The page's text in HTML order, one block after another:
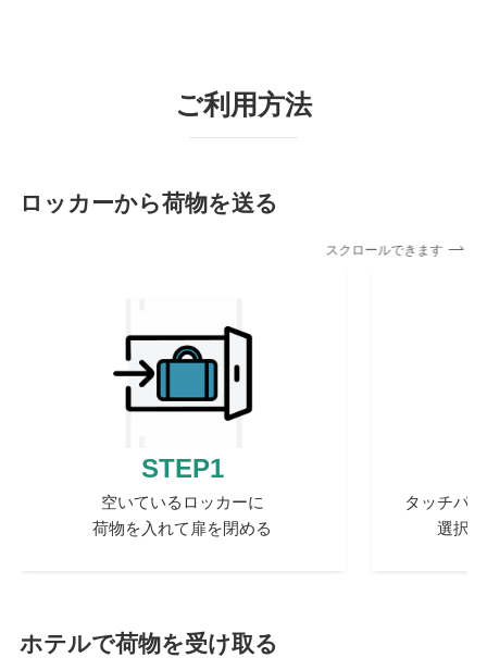
ご利用方法
ロッカーから荷物を送る
スクロールできます
STEP1
空いているロッカーに
荷物を入れて扉を閉める
タッチパ
選択
ホテルで荷物を受け取る